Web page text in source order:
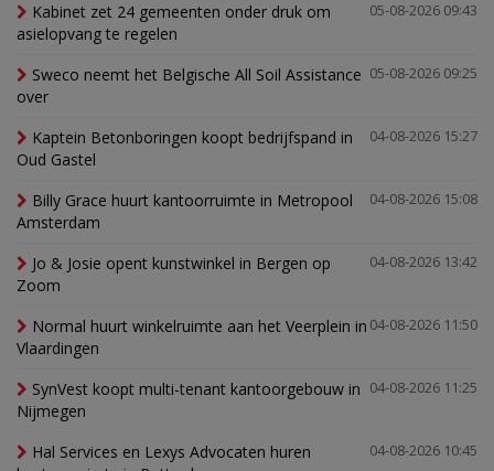
05-08-2026 09:43
Kabinet zet 24 gemeenten onder druk om
asielopvang te regelen
05-08-2026 09:25
Sweco neemt het Belgische All Soil Assistance
over
04-08-2026 15:27
Kaptein Betonboringen koopt bedrijfspand in
Oud Gastel
04-08-2026 15:08
Billy Grace huurt kantoorruimte in Metropool
Amsterdam
04-08-2026 13:42
Jo & Josie opent kunstwinkel in Bergen op
Zoom
04-08-2026 11:50
Normal huurt winkelruimte aan het Veerplein in
Vlaardingen
04-08-2026 11:25
SynVest koopt multi-tenant kantoorgebouw in
Nijmegen
04-08-2026 10:45
Hal Services en Lexys Advocaten huren